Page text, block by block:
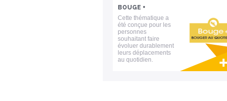
BOUGE +
Cette thématique a
été conçue pour les
personnes
souhaitant faire
évoluer durablement
leurs déplacements
au quotidien.